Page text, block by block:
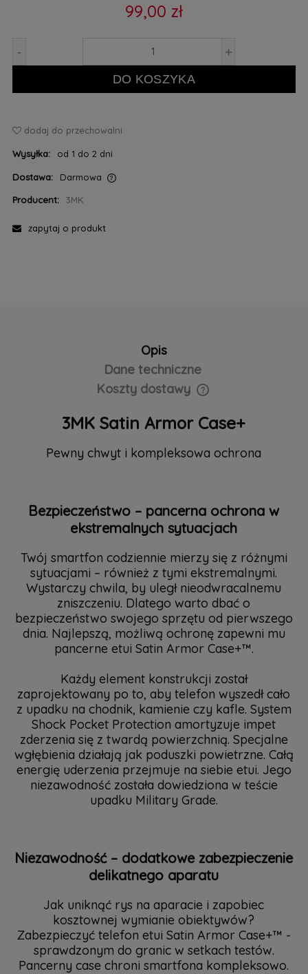
99,00 zł
- +
DO KOSZYKA
dodaj do przechowalni
Wysyłka: od 1 do 2 dni
Dostawa:
Darmowa
Producent:
3MK
zapytaj o produkt
Opis
Dane techniczne
Koszty dostawy
Cena nie zawiera ewentualnych kosztów płatności
3MK Satin Armor Case+
Pewny chwyt i kompleksowa ochrona
Bezpieczeństwo – pancerna ochrona w
ekstremalnych sytuacjach
Twój smartfon codziennie mierzy się z różnymi
sytuacjami – również z tymi ekstremalnymi.
Wystarczy chwila, by uległ nieodwracalnemu
zniszczeniu. Dlatego warto dbać o
bezpieczeństwo swojego sprzętu od pierwszego
dnia. Najlepszą, możliwą ochronę zapewni mu
pancerne etui Satin Armor Case+™.
Każdy element konstrukcji został
zaprojektowany po to, aby telefon wyszedł cało
z upadku na chodnik, kamienie czy kafle. System
Shock Pocket Protection amortyzuje impet
zderzenia się z twardą powierzchnią. Specjalne
wgłębienia działają jak poduszki powietrzne. Całą
energię uderzenia przejmuje na siebie etui. Jego
niezawodność została dowiedziona w teście
upadku Military Grade.
Niezawodność – dodatkowe zabezpieczenie
delikatnego aparatu
Jak uniknąć rys na aparacie i zapobiec
kosztownej wymianie obiektywów?
Zabezpieczyć telefon etui Satin Armor Case+™ -
sprawdzonym do granic w setkach testów.
Pancerny case chroni smartfona kompleksowo.